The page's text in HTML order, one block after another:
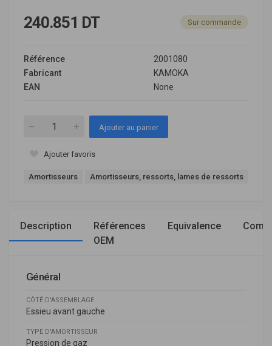
240.851 DT Sur commande
Référence
2001080
Fabricant
KAMOKA
EAN
None
Ajouter au panier
Ajouter favoris
Amortisseurs Amortisseurs, ressorts, lames de ressorts
Description
Références
OEM
Equivalence
Général
CÔTÉ D'ASSEMBLAGE
Essieu avant gauche
TYPE D'AMORTISSEUR
Pression de gaz